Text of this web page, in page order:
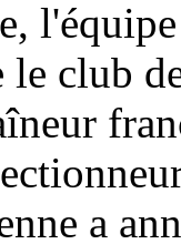
le club
a